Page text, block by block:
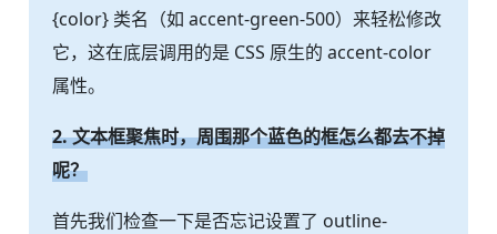
{color} 类名（如 accent-green-500）来轻松修改
它，这在底层调用的是 CSS 原生的 accent-color
属性。
2. 文本框聚焦时，周围那个蓝色的框怎么都去不掉
呢？
首先我们检查一下是否忘记设置了 outline-